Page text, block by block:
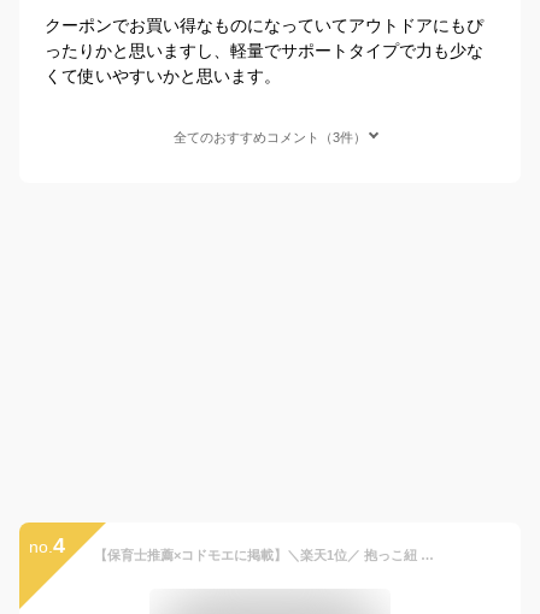
クーポンでお買い得なものになっていてアウトドアにもぴ
ったりかと思いますし、軽量でサポートタイプで力も少な
くて使いやすいかと思います。
全てのおすすめコメント（3件）
no. 4 【保育士推薦×コドモエに掲載】＼楽天1位／ 抱っこ紐 ヒップシート ショルダーバッグ ウエストポーチ ダッコバック スリング だっこひも 抱っこ おしゃれ 赤ちゃん ギフト 20kg 出産祝い メンズ 2WAY プレジュール